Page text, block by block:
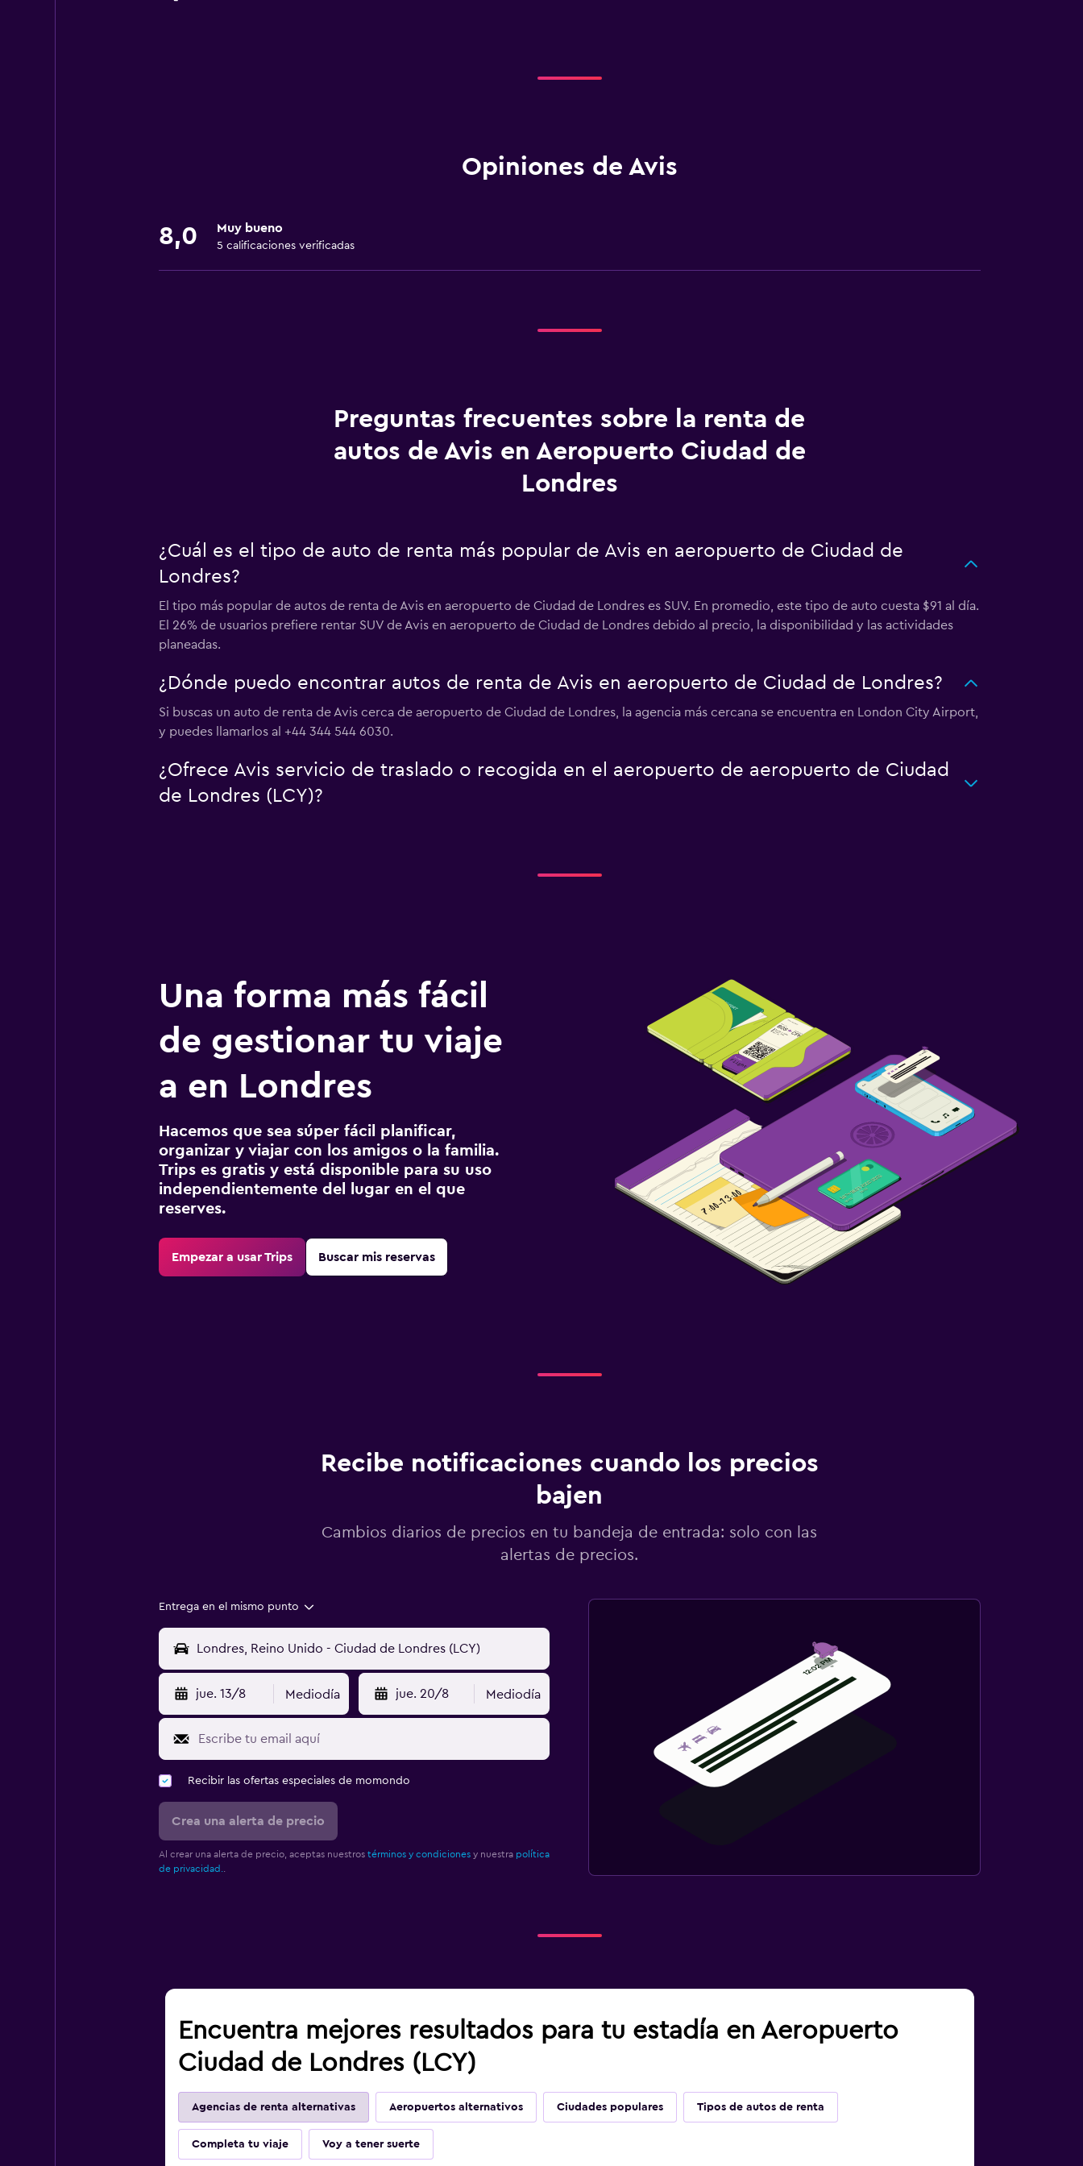
Opiniones de Avis
8,0 Muy bueno
5 calificaciones verificadas
Preguntas frecuentes sobre la renta de
autos de Avis en Aeropuerto Ciudad de
Londres
¿Cuál es el tipo de auto de renta más popular de Avis en aeropuerto de Ciudad de
Londres?
El tipo más popular de autos de renta de Avis en aeropuerto de Ciudad de Londres es SUV. En promedio, este tipo de auto cuesta $91 al día.
El 26% de usuarios prefiere rentar SUV de Avis en aeropuerto de Ciudad de Londres debido al precio, la disponibilidad y las actividades
planeadas.
¿Dónde puedo encontrar autos de renta de Avis en aeropuerto de Ciudad de Londres?
Si buscas un auto de renta de Avis cerca de aeropuerto de Ciudad de Londres, la agencia más cercana se encuentra en London City Airport,
y puedes llamarlos al +44 344 544 6030.
¿Ofrece Avis servicio de traslado o recogida en el aeropuerto de aeropuerto de Ciudad
de Londres (LCY)?
Una forma más fácil
de gestionar tu viaje
a en Londres
Hacemos que sea súper fácil planificar,
organizar y viajar con los amigos o la familia.
Trips es gratis y está disponible para su uso
independientemente del lugar en el que
reserves.
Empezar a usar Trips Buscar mis reservas
Recibe notificaciones cuando los precios
bajen
Cambios diarios de precios en tu bandeja de entrada: solo con las
alertas de precios.
Entrega en el mismo punto
jue. 13/8 Mediodía jue. 20/8 Mediodía
Recibir las ofertas especiales de momondo
Crea una alerta de precio
Al crear una alerta de precio, aceptas nuestros términos y condicionesy nuestra política
de privacidad.
Encuentra mejores resultados para tu estadía en Aeropuerto
Ciudad de Londres (LCY)
Agencias de renta alternativas Aeropuertos alternativos Ciudades populares Tipos de autos de renta
Completa tu viaje Voy a tener suerte